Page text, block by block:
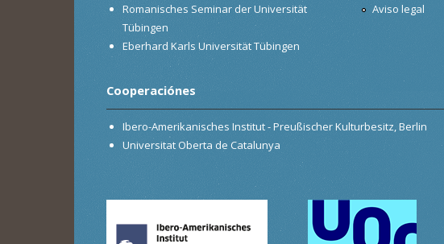
Romanisches Seminar der Universität
Tübingen
Eberhard Karls Universität Tübingen
Aviso legal
Cooperaciónes
Ibero-Amerikanisches Institut - Preußischer Kulturbesitz, Berlin
Universitat Oberta de Catalunya